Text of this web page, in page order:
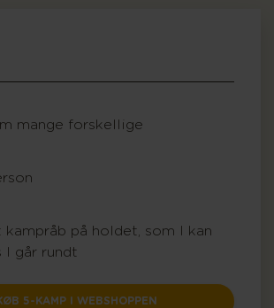
mange forskellige
kampråb på holdet, som I kan
I går rundt
5-KAMP I WEBSHOPPEN